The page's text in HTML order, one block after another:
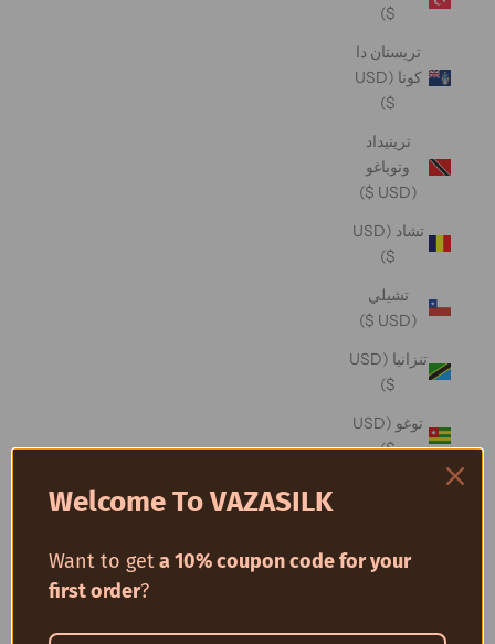
$)
تريستان دا
كونا (USD
$)
ترينيداد
وتوباغو
(USD $)
تشاد (USD
$)
تشيلي
(USD $)
تنزانيا (USD
$)
توغو (USD
$)
توكيلو (USD
Welcome To VAZASILK
Want to geta 10% coupon code for your
first order?